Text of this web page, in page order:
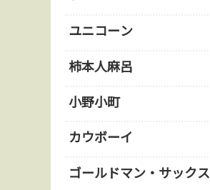
ユニコーン
柿本人麻呂
小野小町
カウボーイ
ゴールドマン・サックス